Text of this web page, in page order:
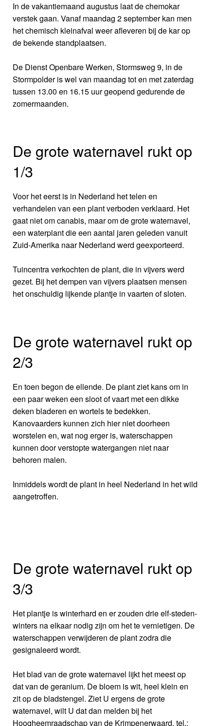
In de vakantiemaand augustus laat de chemokar
verstek gaan. Vanaf maandag 2 september kan men
het chemisch kleinafval weer afleveren bij de kar op
de bekende standplaatsen.
De Dienst Openbare Werken, Stormsweg 9, in de
Stormpolder is wel van maandag tot en met zaterdag
tussen 13.00 en 16.15 uur geopend gedurende de
zomermaanden.
De grote waternavel rukt op
1/3
Voor het eerst is in Nederland het telen en
verhandelen van een plant verboden verklaard. Het
gaat niet om canabis, maar om de grote waternavel,
een waterplant die een aantal jaren geleden vanuit
Zuid-Amerika naar Nederland werd geexporteerd.
Tuincentra verkochten de plant, die in vijvers werd
gezet. Bij het dempen van vijvers plaatsen mensen
het onschuldig lijkende plantje in vaarten of sloten.
De grote waternavel rukt op
2/3
En toen begon de ellende. De plant ziet kans om in
een paar weken een sloot of vaart met een dikke
deken bladeren en wortels te bedekken.
Kanovaarders kunnen zich hier niet doorheen
worstelen en, wat nog erger is, waterschappen
kunnen door verstopte watergangen niet naar
behoren malen.
Inmiddels wordt de plant in heel Nederland in het wild
aangetroffen.
De grote waternavel rukt op
3/3
Het plantje is winterhard en er zouden drie elf-steden-
winters na elkaar nodig zijn om het te vernietigen. De
waterschappen verwijderen de plant zodra die
gesignaleerd wordt.
Het blad van de grote waternavel lijkt het meest op
dat van de geranium. De bloem is wit, heel klein en
zit op de bladstengel. Ziet U ergens de grote
waternavel, wilt U dat dan melden bij het
Hoogheemraadschap van de Krimpenerwaard, tel.: